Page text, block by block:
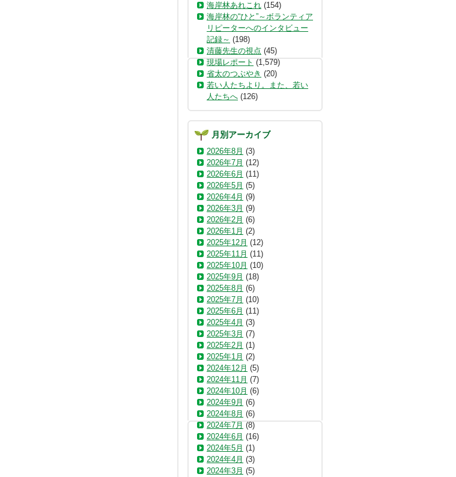
海岸林あれこれ (154)
海岸林の“ひと”～ボランティア
リピーターへのインタビュー
記録～ (198)
清藤先生の視点 (45)
現場レポート (1,579)
省太のつぶやき (20)
若い人たちより。また、若い
人たちへ (126)
月別アーカイブ
2026年8月 (3)
2026年7月 (12)
2026年6月 (11)
2026年5月 (5)
2026年4月 (9)
2026年3月 (9)
2026年2月 (6)
2026年1月 (2)
2025年12月 (12)
2025年11月 (11)
2025年10月 (10)
2025年9月 (18)
2025年8月 (6)
2025年7月 (10)
2025年6月 (11)
2025年4月 (3)
2025年3月 (7)
2025年2月 (1)
2025年1月 (2)
2024年12月 (5)
2024年11月 (7)
2024年10月 (6)
2024年9月 (6)
2024年8月 (6)
2024年7月 (8)
2024年6月 (16)
2024年5月 (1)
2024年4月 (3)
2024年3月 (5)